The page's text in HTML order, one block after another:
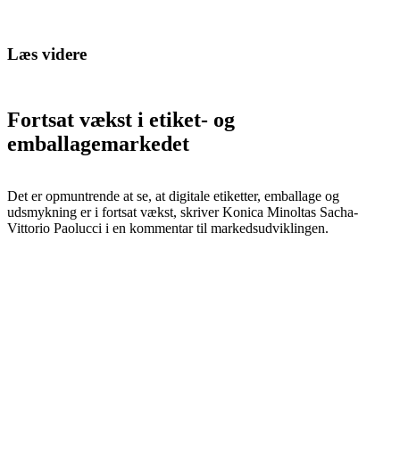
Læs videre
Fortsat vækst i etiket- og
emballagemarkedet
Det er opmuntrende at se, at digitale etiketter, emballage og
udsmykning er i fortsat vækst, skriver Konica Minoltas Sacha-
Vittorio Paolucci i en kommentar til markedsudviklingen.